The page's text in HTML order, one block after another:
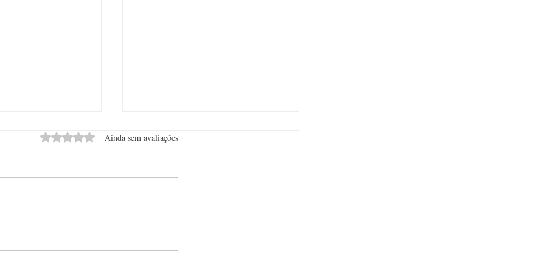
Avaliado com 0 de 5 estrelas.
Ainda sem avaliações